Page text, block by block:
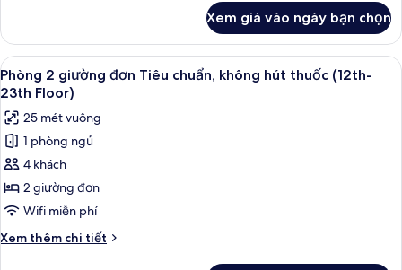
(13th-
23th
Floor)
Phòng
đôi,
không
hút
(13th-
23th
Floor)
Xem giá vào ngày bạn chọn
Xem
tất
cả
ảnh
Phòng
2
giường
đơn
Tiêu
chuẩn,
1 phòng ngủ, két bảo mật tại phòng,
8
Phòng 2 giường đơn Tiêu chuẩn, không hút thuốc (12th-
23th Floor)
25 mét vuông
1 phòng ngủ
4 khách
2 giường đơn
Wifi miễn phí
Xem thêm chi tiết
Chi